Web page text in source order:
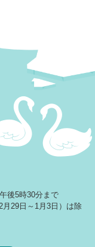
後5時30分まで
月29日～1月3日）は除